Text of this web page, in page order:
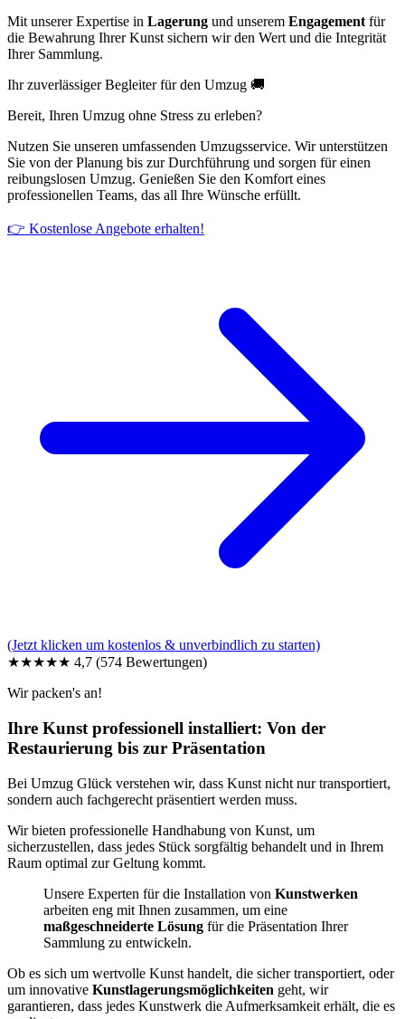
Mit unserer Expertise in Lagerung und unserem Engagement für
die Bewahrung Ihrer Kunst sichern wir den Wert und die Integrität
Ihrer Sammlung.
Ihr zuverlässiger Begleiter für den Umzug 🚚
Bereit, Ihren Umzug ohne Stress zu erleben?
Nutzen Sie unseren umfassenden Umzugsservice. Wir unterstützen
Sie von der Planung bis zur Durchführung und sorgen für einen
reibungslosen Umzug. Genießen Sie den Komfort eines
professionellen Teams, das all Ihre Wünsche erfüllt.
👉 Kostenlose Angebote erhalten!
(Jetzt klicken um kostenlos & unverbindlich zu starten)
★★★★★ 4,7 (574 Bewertungen)
Wir packen's an!
Ihre Kunst professionell installiert: Von der
Restaurierung bis zur Präsentation
Bei Umzug Glück verstehen wir, dass Kunst nicht nur transportiert,
sondern auch fachgerecht präsentiert werden muss.
Wir bieten professionelle Handhabung von Kunst, um
sicherzustellen, dass jedes Stück sorgfältig behandelt und in Ihrem
Raum optimal zur Geltung kommt.
Unsere Experten für die Installation von Kunstwerken
arbeiten eng mit Ihnen zusammen, um eine
maßgeschneiderte Lösung für die Präsentation Ihrer
Sammlung zu entwickeln.
Ob es sich um wertvolle Kunst handelt, die sicher transportiert, oder
um innovative Kunstlagerungsmöglichkeiten geht, wir
garantieren, dass jedes Kunstwerk die Aufmerksamkeit erhält, die es